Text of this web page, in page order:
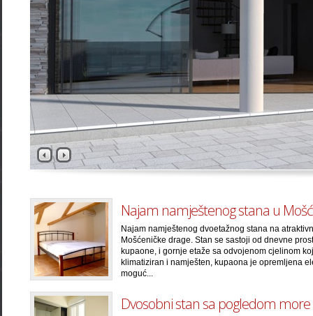
Najam namještenog stana u
Najam namještenog dvoetažnog stana na
Mošćeničke drage. Stan se sastoji od dnevne
kupaone, i gornje etaže sa odvojenom cjelinom
klimatiziran i namješten, kupaona je opremljena
moguć...
Dvosobni stan sa pogledom more